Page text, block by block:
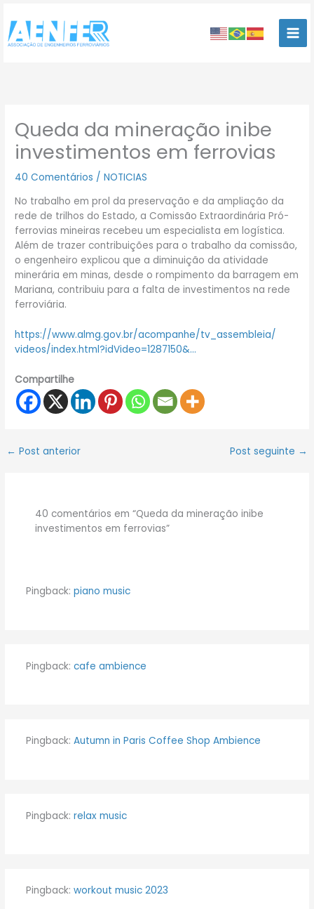
para
conteúdo
Queda da mineração inibe
investimentos em ferrovias
40 Comentários /NOTICIAS
No trabalho em prol da preservação e da ampliação da
rede de trilhos do Estado, a Comissão Extraordinária Pró-
ferrovias mineiras recebeu um especialista em logística.
Além de trazer contribuições para o trabalho da comissão,
o engenheiro explicou que a diminuição da atividade
minerária em minas, desde o rompimento da barragem em
Mariana, contribuiu para a falta de investimentos na rede
ferroviária.
https://www.almg.gov.br/acompanhe/tv_assembleia/
videos/index.html?idVideo=1287150&…
Compartilhe
← Post anterior Post seguinte →
40 comentários em “Queda da mineração inibe
investimentos em ferrovias”
Pingback: piano music
Pingback: cafe ambience
Pingback: Autumn in Paris Coffee Shop Ambience
Pingback: relax music
Pingback: workout music 2023